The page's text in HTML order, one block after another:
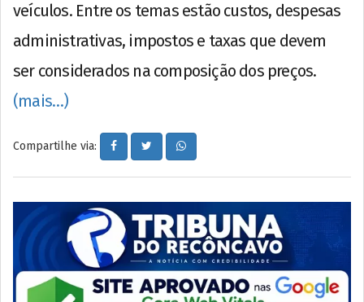
veículos. Entre os temas estão custos, despesas
administrativas, impostos e taxas que devem
ser considerados na composição dos preços.
(mais…)
Compartilhe via: